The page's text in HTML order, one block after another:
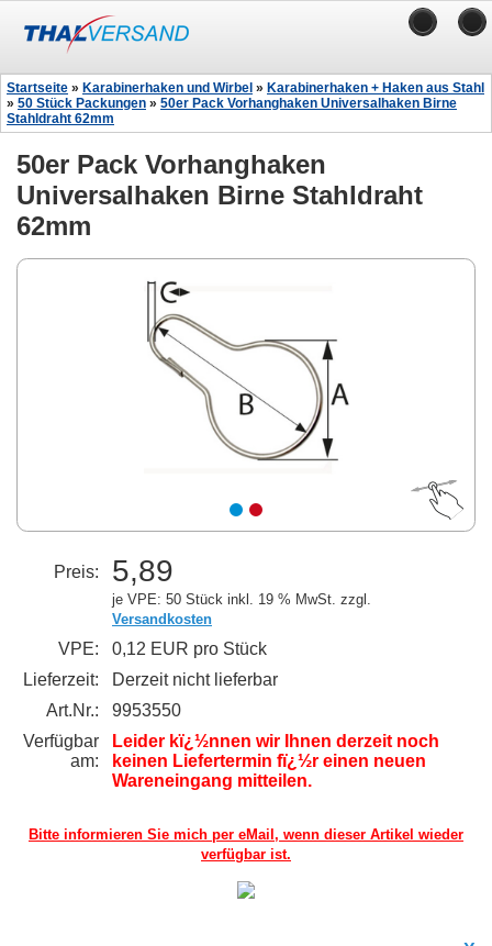
Startseite » Karabinerhaken und Wirbel » Karabinerhaken + Haken aus Stahl
» 50 Stück Packungen » 50er Pack Vorhanghaken Universalhaken Birne
Stahldraht 62mm
50er Pack Vorhanghaken
Universalhaken Birne Stahldraht
62mm
Preis: 5,89
je VPE: 50 Stück inkl. 19 % MwSt. zzgl.
Versandkosten
VPE:
0,12 EUR pro Stück
Lieferzeit:
Derzeit nicht lieferbar
Art.Nr.:
9953550
Verfügbar
am:
Leider kï¿½nnen wir Ihnen derzeit noch
keinen Liefertermin fï¿½r einen neuen
Wareneingang mitteilen.
Bitte informieren Sie mich per eMail, wenn dieser Artikel wieder
verfügbar ist.